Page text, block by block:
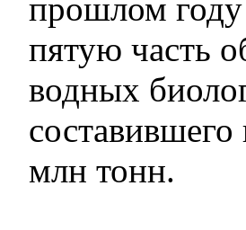
прошлом
пятую часть
водных
млн тонн.